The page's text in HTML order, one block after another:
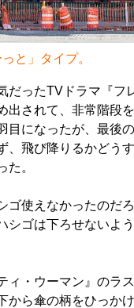
と」タイプ。
だったTVドラマ『フ
出されて、非常階段
目になったが、最後
、飛び降りるかどう
た。
ゴ使えなかったのだ
シゴは下ろせないよ
ィ・ウーマン』のラ
から傘の柄をひっか